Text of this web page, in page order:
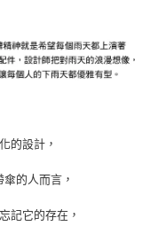
由商店將買賣／分期付款
單繳交帳款。
進項蒐集、處理及利用，
核對及更正。
連結，可透過四大超商／
您需要取消訂單，請聯絡
有效，需透過AFTEE先享
請聯繫「AFTEE先享後付
先享後付」服務完成之交
交易相關給付款項請求債
的設計，
的人而言，
記它的存在，